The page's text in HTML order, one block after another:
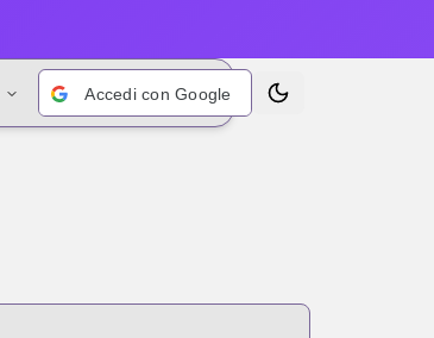
Accedi con Google Alterna tema